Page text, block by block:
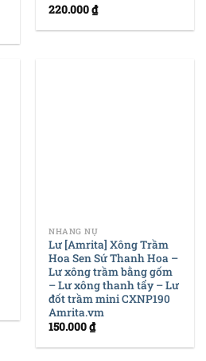
220.000₫
NHANG NỤ
Lư [Amrita] Xông Trầm
Hoa Sen Sứ Thanh Hoa –
Lư xông trầm bằng gốm
– Lư xông thanh tẩy – Lư
đốt trầm mini CXNP190
Amrita.vm
150.000₫